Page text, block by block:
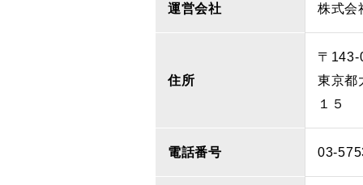
運営会社 株式会
住所
〒143-
東京都
１５
電話番号 03-